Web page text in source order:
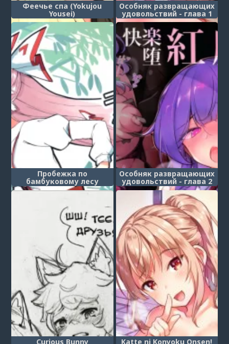
Феечье спа (Yokujou
Yousei)
Особняк развращающих
удовольствий - глава 1
(Kairaku Da Koumakan)
Пробежка по
бамбуковому лесу
(Chikurin R nning)
Особняк развращающих
удовольствий - глава 2
(Kairaku Da Koumakyou)
Curious Bunny Katte ni Konyoku Onsen!